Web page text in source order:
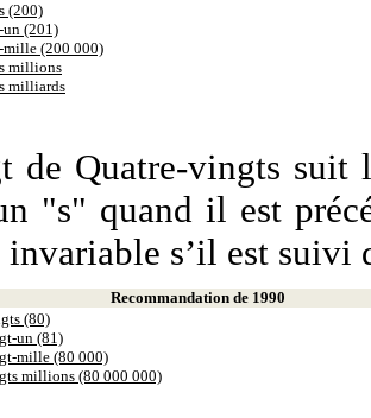
(200)
un (201)
mille (200 000)
millions
milliards
de Quatre-vingts suit
"s" quand il est
invariable s’il est suivi
Recommandation de 1990
(80)
un (81)
mille (80 000)
millions (80 000 000)